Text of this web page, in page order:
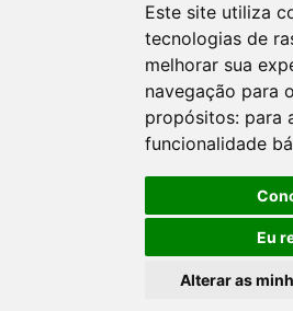
Este site utiliza
tecnologias de
melhorar sua
navegação para
propósitos: para
funcionalidade
Eu
Alterar as